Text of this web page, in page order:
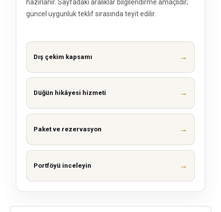
hazırlanır. Sayfadaki aralıklar bilgilendirme amaçlıdır;
güncel uygunluk teklif sırasında teyit edilir.
Dış çekim kapsamı →
Düğün hikâyesi hizmeti →
Paket ve rezervasyon →
Portföyü inceleyin →